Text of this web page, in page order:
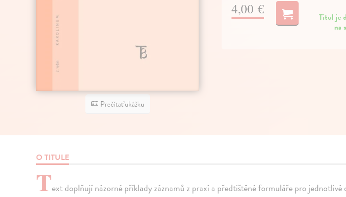
Prečítať ukážku
4,00 €
Titul je
na
O TITULE
Text doplňují názorné příklady záznamů z praxí a předtištěné formuláře pro jednotlivé